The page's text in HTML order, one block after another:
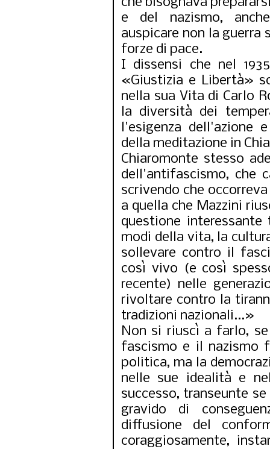
e del nazismo,
auspicare non la guerra
forze di pace.
I dissensi che nel
«Giustizia e Libertà»
nella sua Vita di Carlo
la diversità dei
l'esigenza dell'azione
della meditazione in
Chiaromonte stesso
dell'antifascismo, che
scrivendo che
a quella che Mazzini
questione
modi della vita, la
sollevare contro il
così vivo (e così
recente) nelle
rivoltare contro la
tradizioni nazionali...»
Non si riuscì a farlo,
fascismo e il nazismo
politica, ma la
nelle sue idealità e
successo, transeunte
gravido di
diffusione del
coraggiosamente,
Corso sugli
politici